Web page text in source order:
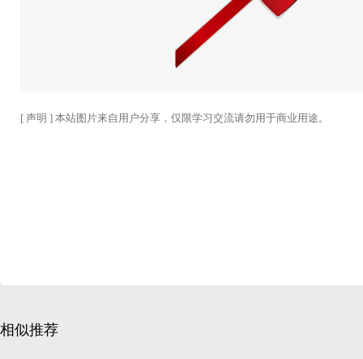
[ 声明 ] 本站图片来自用户分享，仅限学习交流请勿用于商业用途。
相似推荐